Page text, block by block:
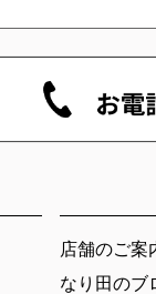
店舗のご案
なり田のブ